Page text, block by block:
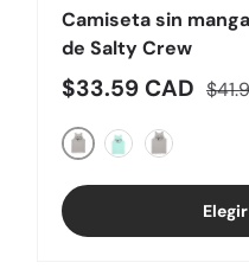
Camiseta sin
de Salty Crew
Precio de venta
$33.59 CAD
Heather atlética
Espuma de mar
Clear Sky